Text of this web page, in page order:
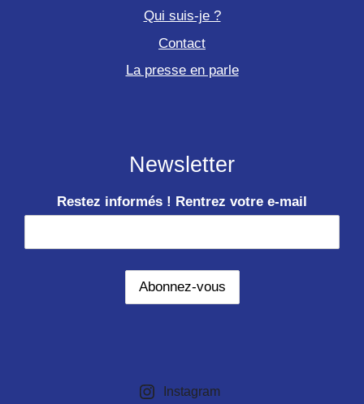
Qui suis-je ?
Contact
La presse en parle
Newsletter
Restez informés ! Rentrez votre e-mail
Instagram